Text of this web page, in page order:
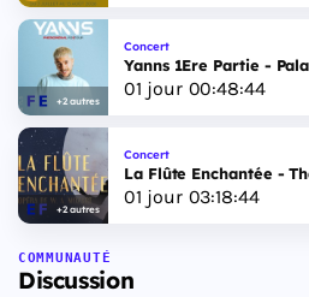
+2 autres
Concert
Yanns 1Ere Partie -
01 jour 00:48:44
+2 autres
Concert
La Flûte Enchantée -
01 jour 03:18:44
COMMUNAUTÉ
Discussion